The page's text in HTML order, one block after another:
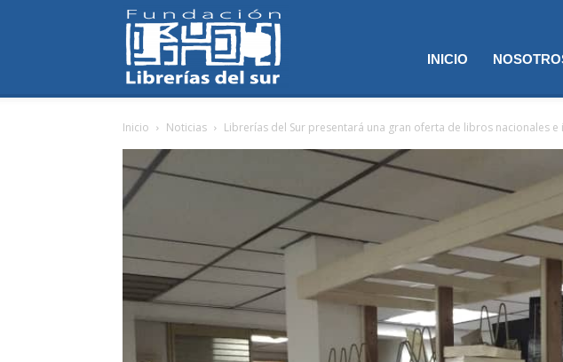
Librerías
del
INICIO
Inicio Noticias Librerías del Sur presentará una gran oferta de libros nacionales e